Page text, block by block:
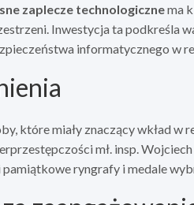
zaplecze technologicznema
Inwestycja ta podkreśla
informatycznego w
które miały znaczący wkład
mł. insp.
ryngrafy i medale